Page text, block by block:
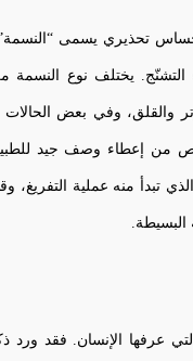
تحذيري يسمى
التشنّج. يختلف نوع
والقلق، وفي بعض
من إعطاء وصف جيد
تبدأ منه عملية
البسيطة.